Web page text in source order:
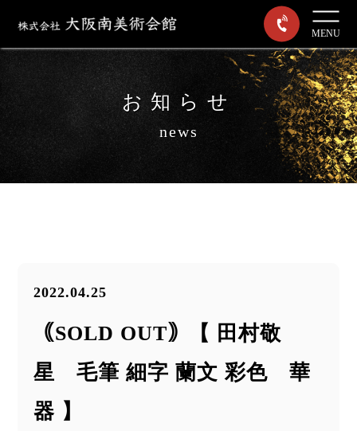
MENU
お知らせ
news
2022.04.25
｟SOLD OUT｠【 田村敬
星 毛筆 細字 蘭文 彩色 華
器 】